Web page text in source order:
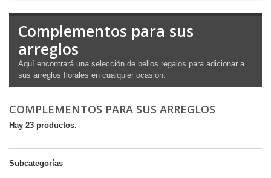
Complementos para sus
arreglos
Aquí encontrará una selección de bellos regalos para adicionar a
sus arreglos florales en cualquier ocasión.
COMPLEMENTOS PARA SUS ARREGLOS
Hay 23 productos.
Subcategorías